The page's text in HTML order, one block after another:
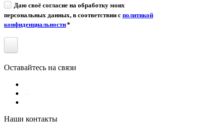
Даю своё согласие на обработку моих
персональных данных, в соответствии с политикой
конфиденциальности*
Оставайтесь на связи
Наши контакты